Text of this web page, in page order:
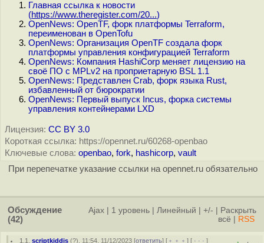
Главная ссылка к новости
(https://www.theregister.com/20...)
OpenNews: OpenTF, форк платформы Terraform,
переименован в OpenTofu
OpenNews: Организация OpenTF создала форк
платформы управления конфигурацией Terraform
OpenNews: Компания HashiCorp меняет лицензию на
своё ПО с MPLv2 на проприетарную BSL 1.1
OpenNews: Представлен Crab, форк языка Rust,
избавленный от бюрократии
OpenNews: Первый выпуск Incus, форка системы
управления контейнерами LXD
Лицензия: CC BY 3.0
Короткая ссылка: https://opennet.ru/60268-openbao
Ключевые слова: openbao, fork, hashicorp, vault
При перепечатке указание ссылки на opennet.ru обязательно
Обсуждение
(42)
Ajax 1 уровень Линейный +/-
Раскрыть
всё
RSS
1.1 ,scriptkiddis (?), 11:54, 11/12/2023 [ответить] [ ﹢﹢﹢] [ · · ·]